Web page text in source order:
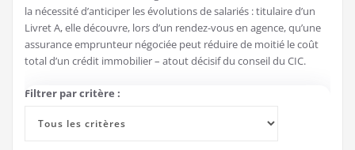
la nécessité d’anticiper les évolutions de salariés : titulaire d’un
Livret A, elle découvre, lors d’un rendez-vous en agence, qu’une
assurance emprunteur négociée peut réduire de moitié le coût
total d’un crédit immobilier – atout décisif du conseil du CIC.
Filtrer par critère :